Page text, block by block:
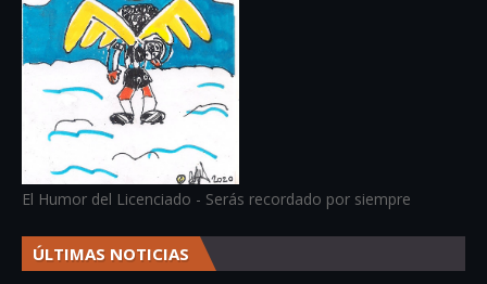
El Humor del Licenciado - Serás recordado por siempre
ÚLTIMAS NOTICIAS